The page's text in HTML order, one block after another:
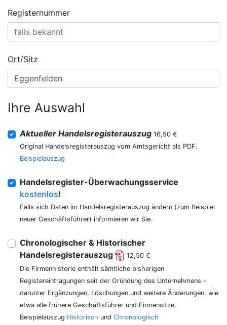
Registernummer
Ort/Sitz
Ihre Auswahl
Aktueller Handelsregisterauszug 16,50 €
Original Handelsregisterauszug vom Amtsgericht als PDF.
Beispielauszug
Handelsregister-Überwachungsservice
kostenlos!
Falls sich Daten im Handelsregisterauszug ändern (zum Beispiel
neuer Geschäftsführer) informieren wir Sie.
Chronologischer & Historischer
Handelsregisterauszug
12,50 €
Die Firmenhistorie enthält sämtliche bisherigen
Registereintragungen seit der Gründung des Unternehmens –
darunter Ergänzungen, Löschungen und weitere Änderungen, wie
etwa alle frühere Geschäftsführer und Firmensitze.
Beispielauszug Historisch und Chronologisch